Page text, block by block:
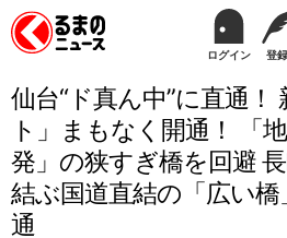
ログイン 登録
仙台“ド真ん中”に直通！
ト」まもなく開通！ 「
発」の狭すぎ橋を回避
結ぶ国道直結の「広い
通